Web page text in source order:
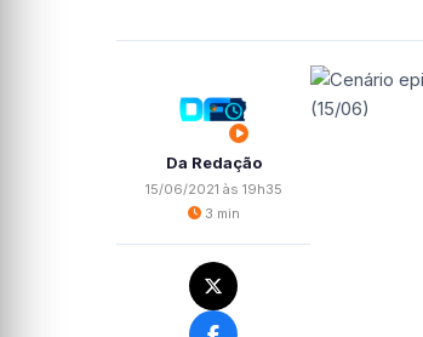
Da Redação
15/06/2021 às 19h35
3 min